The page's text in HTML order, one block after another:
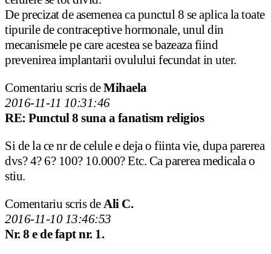
De precizat de asemenea ca punctul 8 se aplica la toate
tipurile de contraceptive hormonale, unul din
mecanismele pe care acestea se bazeaza fiind
prevenirea implantarii ovulului fecundat in uter.
Comentariu scris deMihaela
2016-11-11 10:31:46
RE: Punctul 8 suna a fanatism religios
Si de la ce nr de celule e deja o fiinta vie, dupa parerea
dvs? 4? 6? 100? 10.000? Etc. Ca parerea medicala o
stiu.
Comentariu scris deAli C.
2016-11-10 13:46:53
Nr. 8 e de fapt nr. 1.